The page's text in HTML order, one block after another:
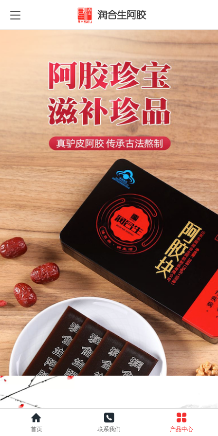
润合生阿胶
首页 联系我们 产品中心